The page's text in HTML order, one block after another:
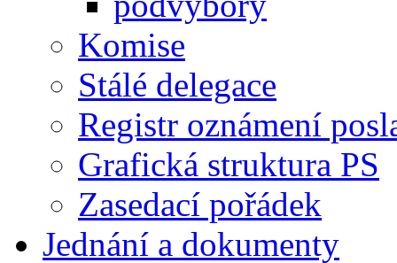
Komise
Stálé delegace
Registr oznámení
Grafická struktura PS
Zasedací pořádek
Jednání a dokumenty